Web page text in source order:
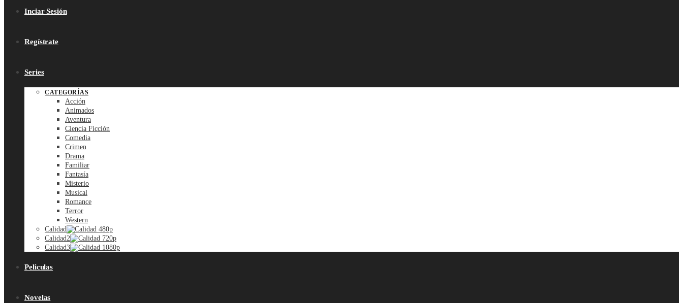
Inciar Sesión
Regístrate
Series
CATEGORÍAS
Acción
Animados
Aventura
Ciencia Ficción
Comedia
Crimen
Drama
Familiar
Fantasía
Misterio
Musical
Romance
Terror
Western
Calidad
Calidad2
Calidad3
Peliculas
Novelas